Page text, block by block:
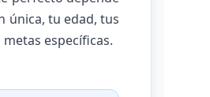
única, tu edad, tus
específicas.